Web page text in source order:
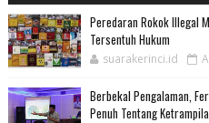
Peredaran Rokok Illegal
Tersentuh Hukum
suarakerinci.id
Berbekal Pengalaman,
Penuh Tentang